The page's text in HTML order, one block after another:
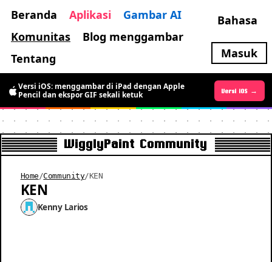
Beranda Aplikasi
Gambar AI
Komunitas
Blog menggambar
Tentang
Bahasa
Masuk
Versi Android →
Versi iOS: menggambar di iPad dengan Apple
Pencil dan ekspor GIF sekali ketuk
Versi iOS →
WigglyPaint Community
Home /Community/KEN
KEN
Kenny Larios